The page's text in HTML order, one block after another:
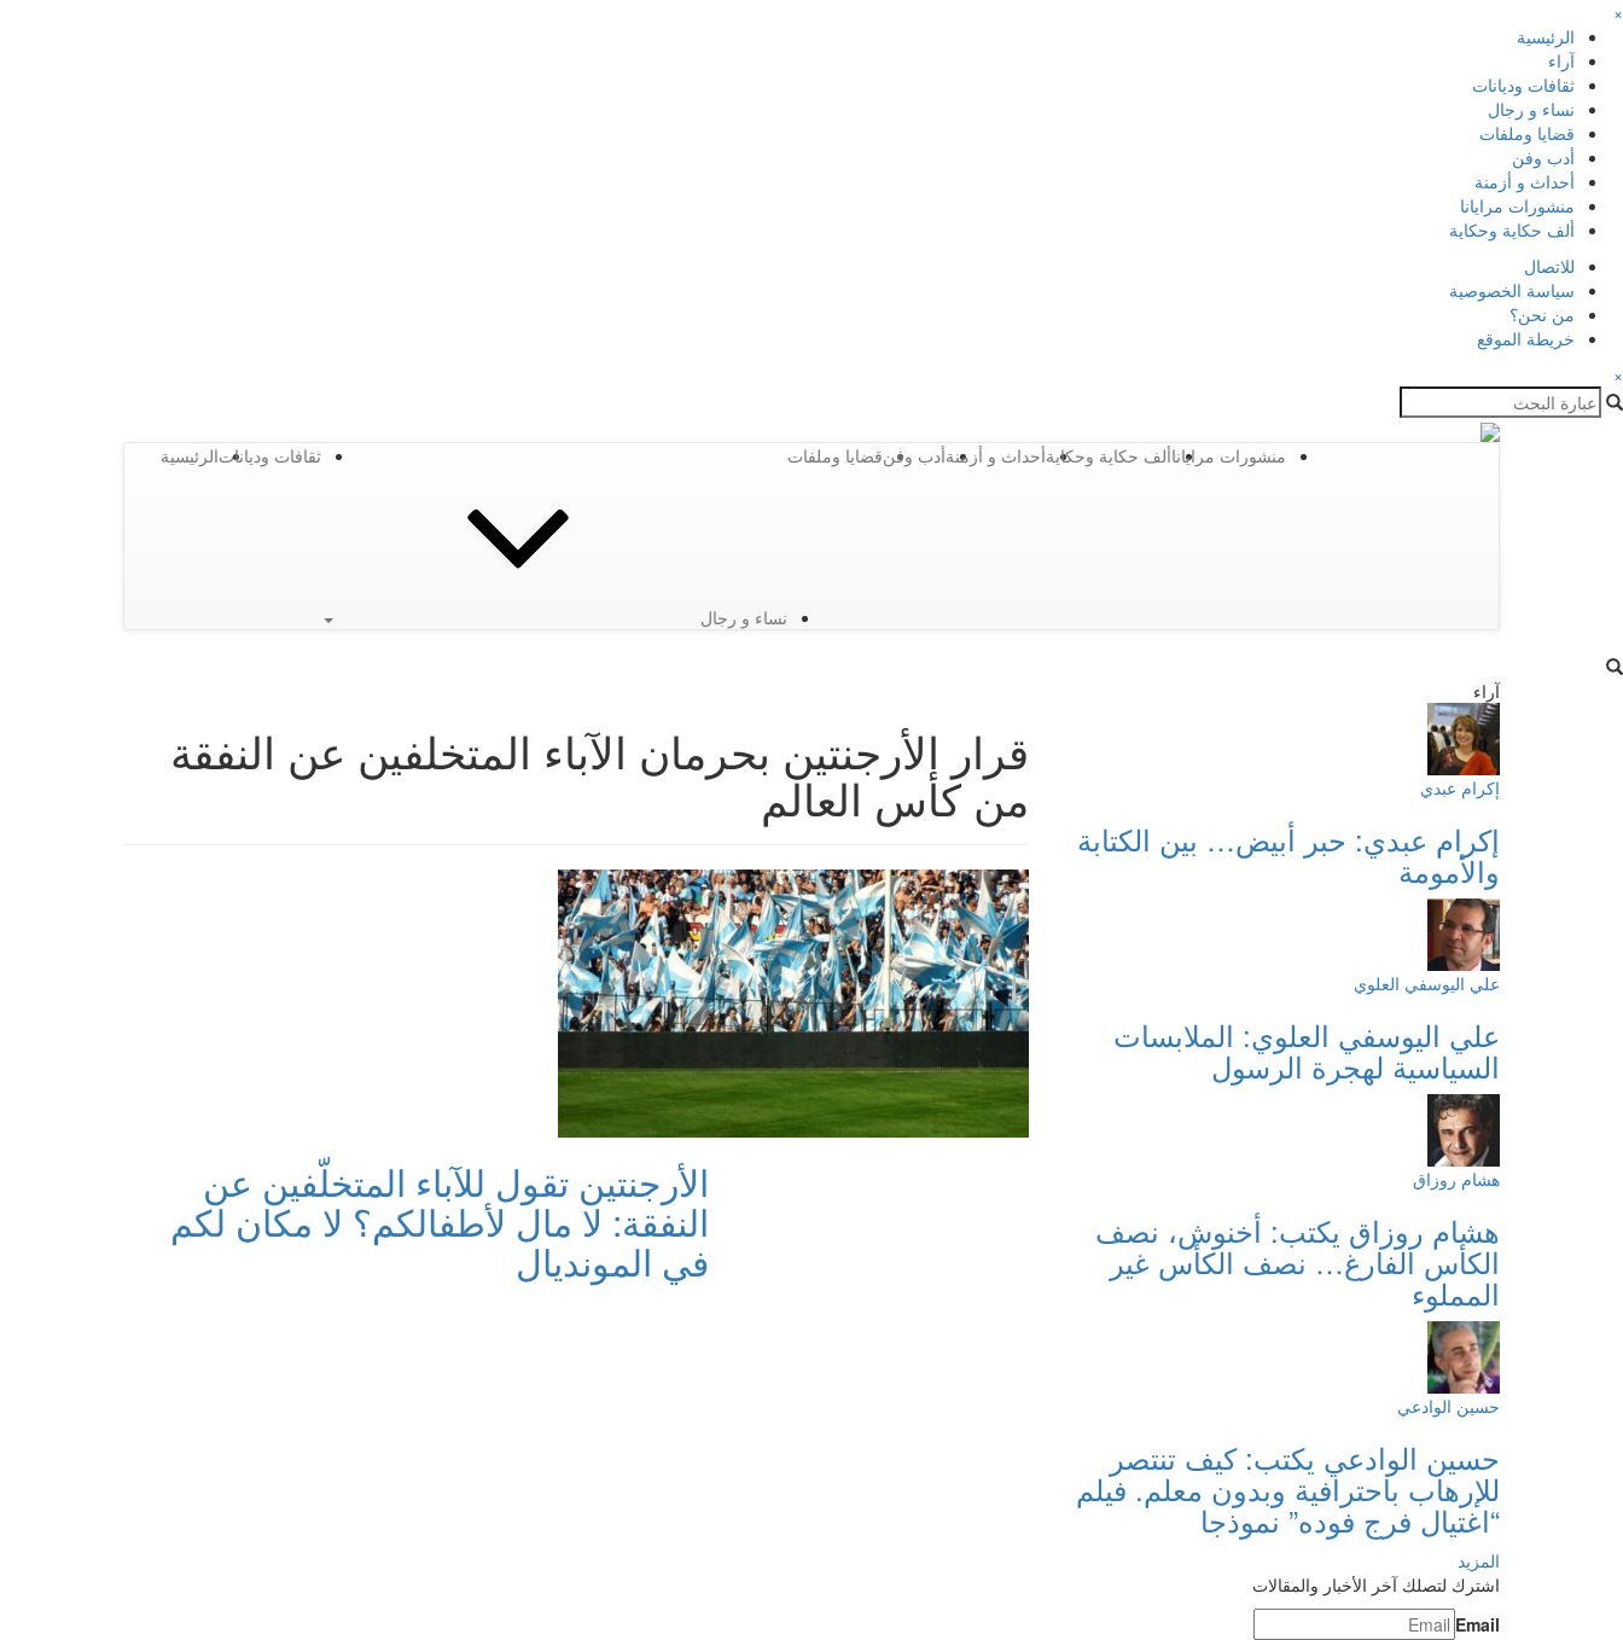
×
الرئيسية
آراء
ثقافات وديانات
نساء و رجال
قضايا وملفات
أدب وفن
أحداث و أزمنة
منشورات مرايانا
ألف حكاية وحكاية
للاتصال
سياسة الخصوصية
من نحن؟
خريطة الموقع
×
الرئيسيةثقافات وديانات
نساء و رجال
قضايا وملفاتأدب وفنأحداث و أزمنةألف حكاية وحكايةمنشورات مرايانا
قرار الأرجنتين بحرمان الآباء المتخلفين عن النفقة
من كأس العالم
الأرجنتين تقول للآباء المتخلّفين عن
النفقة: لا مال لأطفالكم؟ لا مكان لكم
في المونديال
آراء
إكرام عبدي
إكرام عبدي: حبر أبيض… بين الكتابة
والأمومة
علي اليوسفي العلوي
علي اليوسفي العلوي: الملابسات
السياسية لهجرة الرسول
هشام روزاق
هشام روزاق يكتب: أخنوش، نصف
الكأس الفارغ… نصف الكأس غير
المملوء
حسين الوادعي
حسين الوادعي يكتب: كيف تنتصر
للإرهاب باحترافية وبدون معلم. فيلم
“اغتيال فرج فوده” نموذجا
المزيد
اشترك لتصلك آخر الأخبار والمقالات
Email